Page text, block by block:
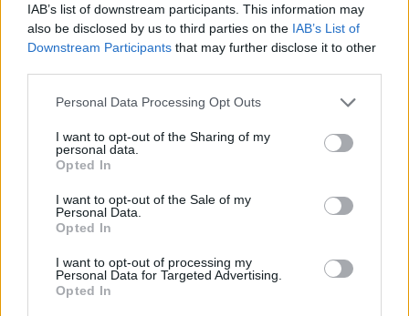
IAB’s list of downstream participants. This information may
also be disclosed by us to third parties on the IAB’s List of
Downstream Participants that may further disclose it to other
Please note that this website/app uses one or more Google
not limited to your visit or usage behaviour. You may click to
grant or deny consent to Google and its third-party tags to
use your data for below specified purposes in below Google
consent section.
Personal Data Processing Opt Outs
I want to opt-out of the Sharing of my
personal data.
Opted In
I want to opt-out of the Sale of my
Personal Data.
Opted In
I want to opt-out of processing my
Personal Data for Targeted Advertising.
Opted In
Κοινοποιήστε
Οπισθόφυλλο εφημερίδας Εργατική Αλληλεγγύη